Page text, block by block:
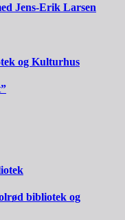
Jens-Erik Larsen
og Kulturhus
bibliotek og